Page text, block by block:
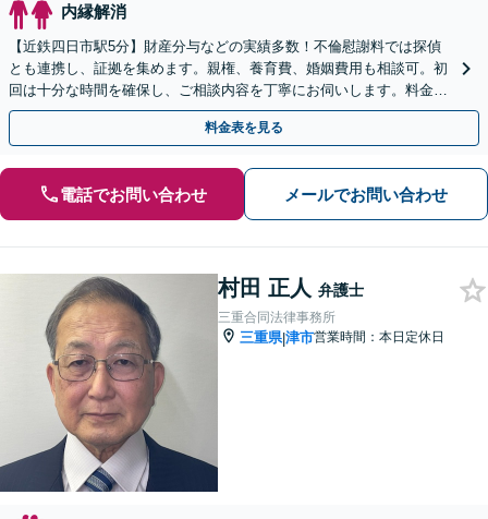
内縁解消
【近鉄四日市駅5分】財産分与などの実績多数！不倫慰謝料では探偵
とも連携し、証拠を集めます。親権、養育費、婚姻費用も相談可。初
回は十分な時間を確保し、ご相談内容を丁寧にお伺いします。料金に
ついても納得いただけるまで丁寧にご説明いたします。
料金表を見る
電話でお問い合わせ メールでお問い合わせ
村田 正人 弁護士
三重合同法律事務所
三重県|津市営業時間：本日定休日